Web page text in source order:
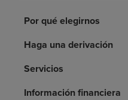
Recursos de salud
Por qué elegirnos
Haga una derivación
Servicios
Información financiera